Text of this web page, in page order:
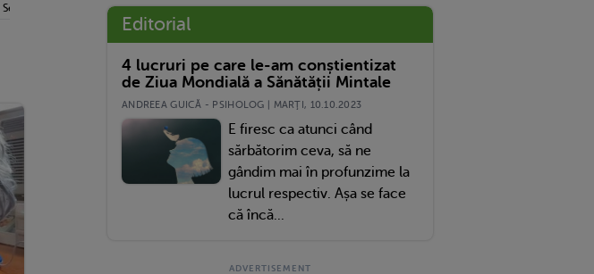
Comportă Ca O Persoană Vârstnică
Editorial
4 lucruri pe care le-am conștientizat
de Ziua Mondială a Sănătății Mintale
ANDREEA GUICĂ - PSIHOLOG | MARŢI, 10.10.2023
E firesc ca atunci când
sărbătorim ceva, să ne
gândim mai în profunzime la
lucrul respectiv. Așa se face
că încă...